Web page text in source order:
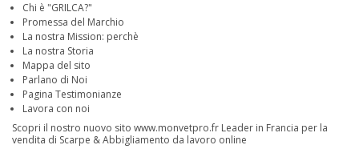
Chi è "GRILCA?"
Promessa del Marchio
La nostra Mission: perchè
La nostra Storia
Mappa del sito
Parlano di Noi
Pagina Testimonianze
Lavora con noi
Scopri il nostro nuovo sito www.monvetpro.fr Leader in Francia per la
vendita di Scarpe & Abbigliamento da lavoro online